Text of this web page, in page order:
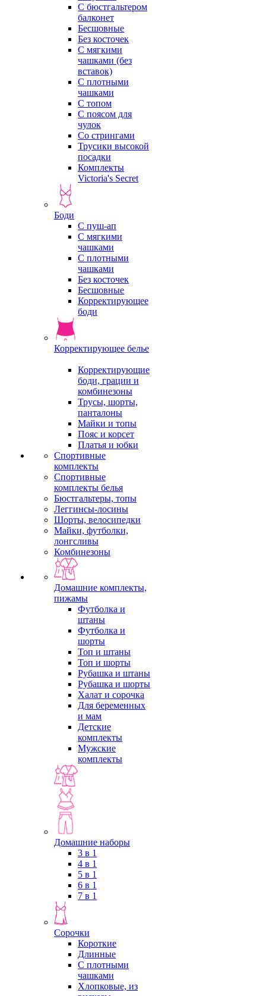
С бюстгальтером
балконет
Бесшовные
Без косточек
С мягкими
чашками (без
вставок)
С плотными
чашками
С топом
С поясом для
чулок
Со стрингами
Трусики высокой
посадки
Комплекты
Victoria's Secret
Боди
С пуш-ап
С мягкими
чашками
С плотными
чашками
Без косточек
Бесшовные
Корректирующее
боди
Корректирующее белье
Корректирующие
боди, грации и
комбинезоны
Трусы, шорты,
панталоны
Майки и топы
Пояс и корсет
Платья и юбки
Спортивные
комплекты
Спортивные
комплекты белья
Бюстгальтеры, топы
Леггинсы-лосины
Шорты, велосипедки
Майки, футболки,
лонгсливы
Комбинезоны
Домашние комплекты,
пижамы
Футболка и
штаны
Футболка и
шорты
Топ и штаны
Топ и шорты
Рубашка и штаны
Рубашка и шорты
Халат и сорочка
Для беременных
и мам
Детские
комплекты
Мужские
комплекты
Домашние наборы
3 в 1
4 в 1
5 в 1
6 в 1
7 в 1
Сорочки
Короткие
Длинные
С плотными
чашками
Хлопковые, из